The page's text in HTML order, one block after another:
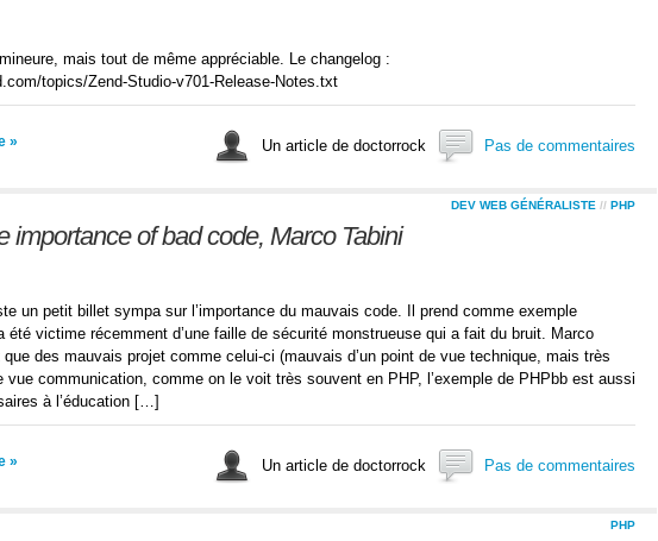
mais tout de même appréciable. Le changelog :
topics/Zend-Studio-v701-Release-Notes.txt
» Un article de doctorrock Pas de commentaires
DEV WEB GÉNÉRALISTE // PHP
importance of bad code, Marco Tabini
un petit billet sympa sur l’importance du mauvais code. Il prend comme exemple
été victime récemment d’une faille de sécurité monstrueuse qui a fait du bruit. Marco
des mauvais projet comme celui-ci (mauvais d’un point de vue technique, mais très
vue communication, comme on le voit très souvent en PHP, l’exemple de PHPbb est aussi
à l’éducation […]
» Un article de doctorrock Pas de commentaires
PHP